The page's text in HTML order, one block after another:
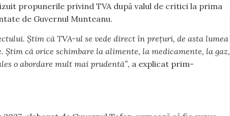
propunerile privind TVA după valul de critici la prima
de Guvernul Munteanu.
Știm că TVA-ul se vede direct în prețuri, de asta lumea
Știm că orice schimbare la alimente, la medicamente, la gaz,
o abordare mult mai prudentă”, a explicat prim-